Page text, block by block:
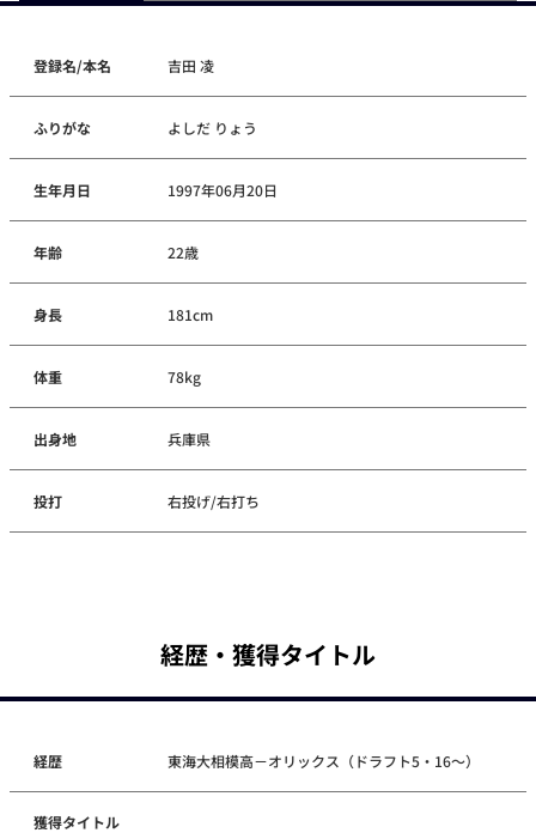
登録名/本名 吉田 凌
ふりがな よしだ りょう
生年月日 1997年06月20日
年齢 22歳
身長 181cm
体重 78kg
出身地 兵庫県
投打 右投げ/右打ち
経歴・獲得タイトル
経歴 東海大相模高－オリックス（ドラフト5・16～）
獲得タイトル